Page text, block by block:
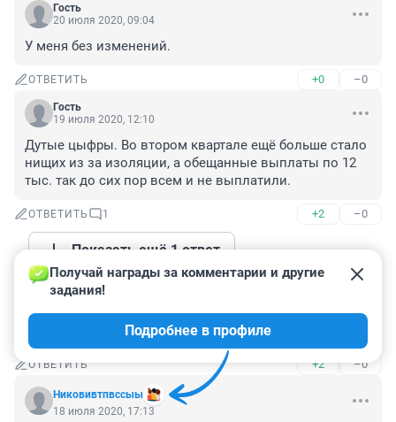
Гость
20 июля 2020, 09:04
У меня без изменений.
ОТВЕТИТЬ +0 –0
Гость
19 июля 2020, 12:10
Дутые цыфры. Во втором квартале ещё больше стало
нищих из за изоляции, а обещанные выплаты по 12
тыс. так до сих пор всем и не выплатили.
ОТВЕТИТЬ 1 +2 –0
Показать ещё 1 ответ
Гость
Да по быстрей бы голод пришел, похудеть нужно ...
ОТВЕТИТЬ +2 –0
Никовивтпвссыы
Получай награды за комментарии и другие
задания!
Подробнее в профиле
18 июля 2020, 17:13